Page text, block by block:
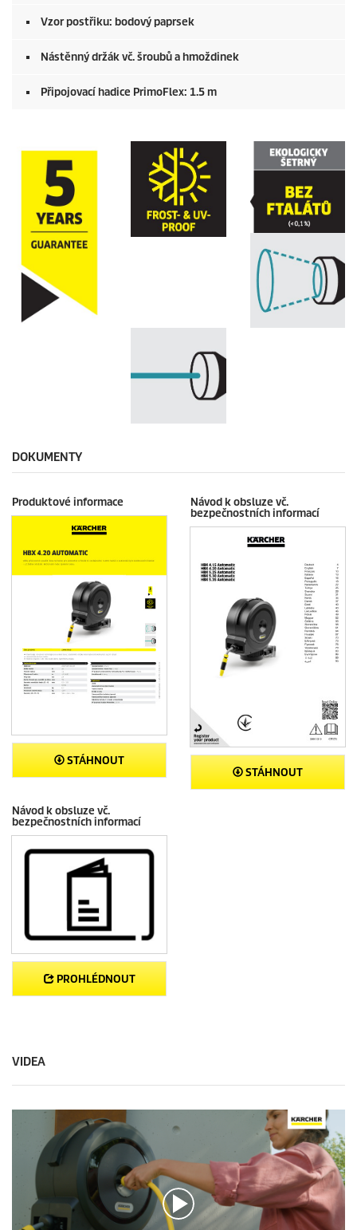
Vzor postřiku: bodový paprsek
Nástěnný držák vč. šroubů a hmoždinek
Připojovací hadice PrimoFlex: 1.5 m
DOKUMENTY
Produktové informace
STÁHNOUT
Návod k obsluze vč.
bezpečnostních informací
STÁHNOUT
Návod k obsluze vč.
bezpečnostních informací
PROHLÉDNOUT
VIDEA